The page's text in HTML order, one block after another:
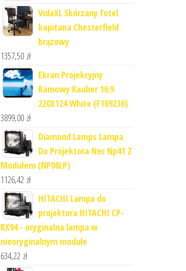
VidaXL Skórzany fotel
kapitana Chesterfield
brązowy
1357,50 zł
Ekran Projekcyjny
Ramowy Kauber 16:9
220X124 White (F169236)
3899,00 zł
Diamond Lamps Lampa
Do Projektora Nec Np41 Z
Modułem (NP08LP)
1126,42 zł
HITACHI Lampa do
projektora HITACHI CP-
RX94 - oryginalna lampa w
nieoryginalnym module
634,22 zł